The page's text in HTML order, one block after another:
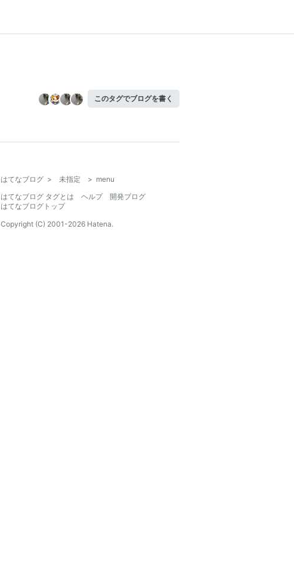
このタグでブログを書く
はてなブログ > 未指定 > menu
はてなブログ タグとは
ヘルプ
開発ブログ
はてなブログトップ
Copyright (C) 2001-2026 Hatena.